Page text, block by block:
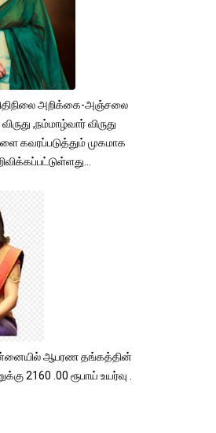
அறிக்கை-அஞ்சலை
,நம்மாழ்வார் விருது
கவரப்படுத்தும் முகமாக
ஆபரண தங்கத்தின்
2160 .00 ரூபாய் உயர்வு .